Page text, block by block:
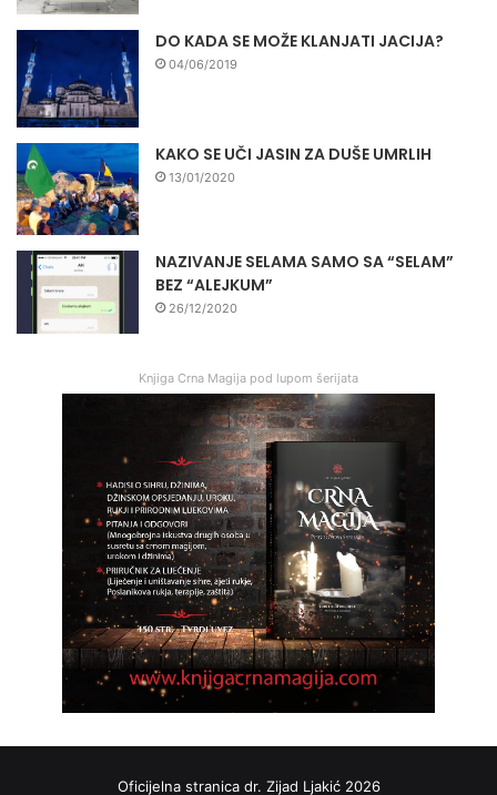
DO KADA SE MOŽE KLANJATI JACIJA?
04/06/2019
KAKO SE UČI JASIN ZA DUŠE UMRLIH
13/01/2020
NAZIVANJE SELAMA SAMO SA “SELAM”
BEZ “ALEJKUM”
26/12/2020
Knjiga Crna Magija pod lupom šerijata
Oficijelna stranica dr. Zijad Ljakić 2026